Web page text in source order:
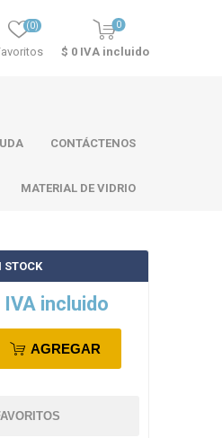
(0) 0
$ 0 IVA incluido
Thermo
Scientific
CONTÁCTENOS
MATERIAL DE VIDRIO
STOCK
incluido
AGREGAR